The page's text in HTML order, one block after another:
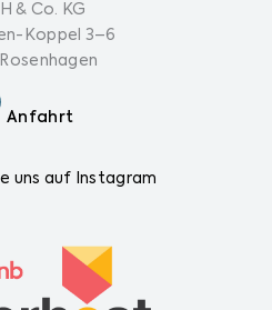
& Co. KG
Koppel 3–6
Anfahrt
uns auf Instagram